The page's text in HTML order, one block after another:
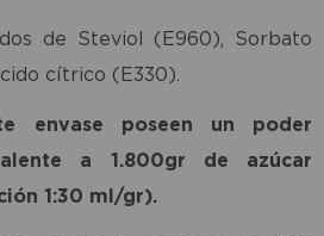
de Steviol (E960), Sorbato
cítrico (E330).
envase poseen un poder
a 1.800gr de azúcar
1:30 ml/gr).